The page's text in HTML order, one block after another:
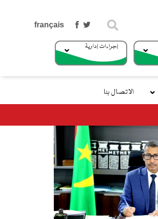
إجراءات إدارية
الاتصال بنا